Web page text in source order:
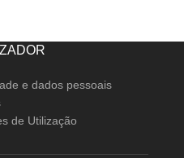
e dados pessoais
de Utilização